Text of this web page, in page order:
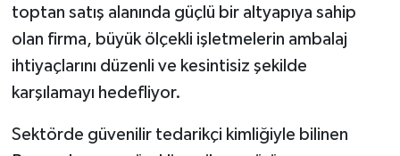
toptan satış alanında güçlü bir altyapıya sahip
olan firma, büyük ölçekli işletmelerin ambalaj
ihtiyaçlarını düzenli ve kesintisiz şekilde
karşılamayı hedefliyor.
Sektörde güvenilir tedarikçi kimliğiyle bilinen